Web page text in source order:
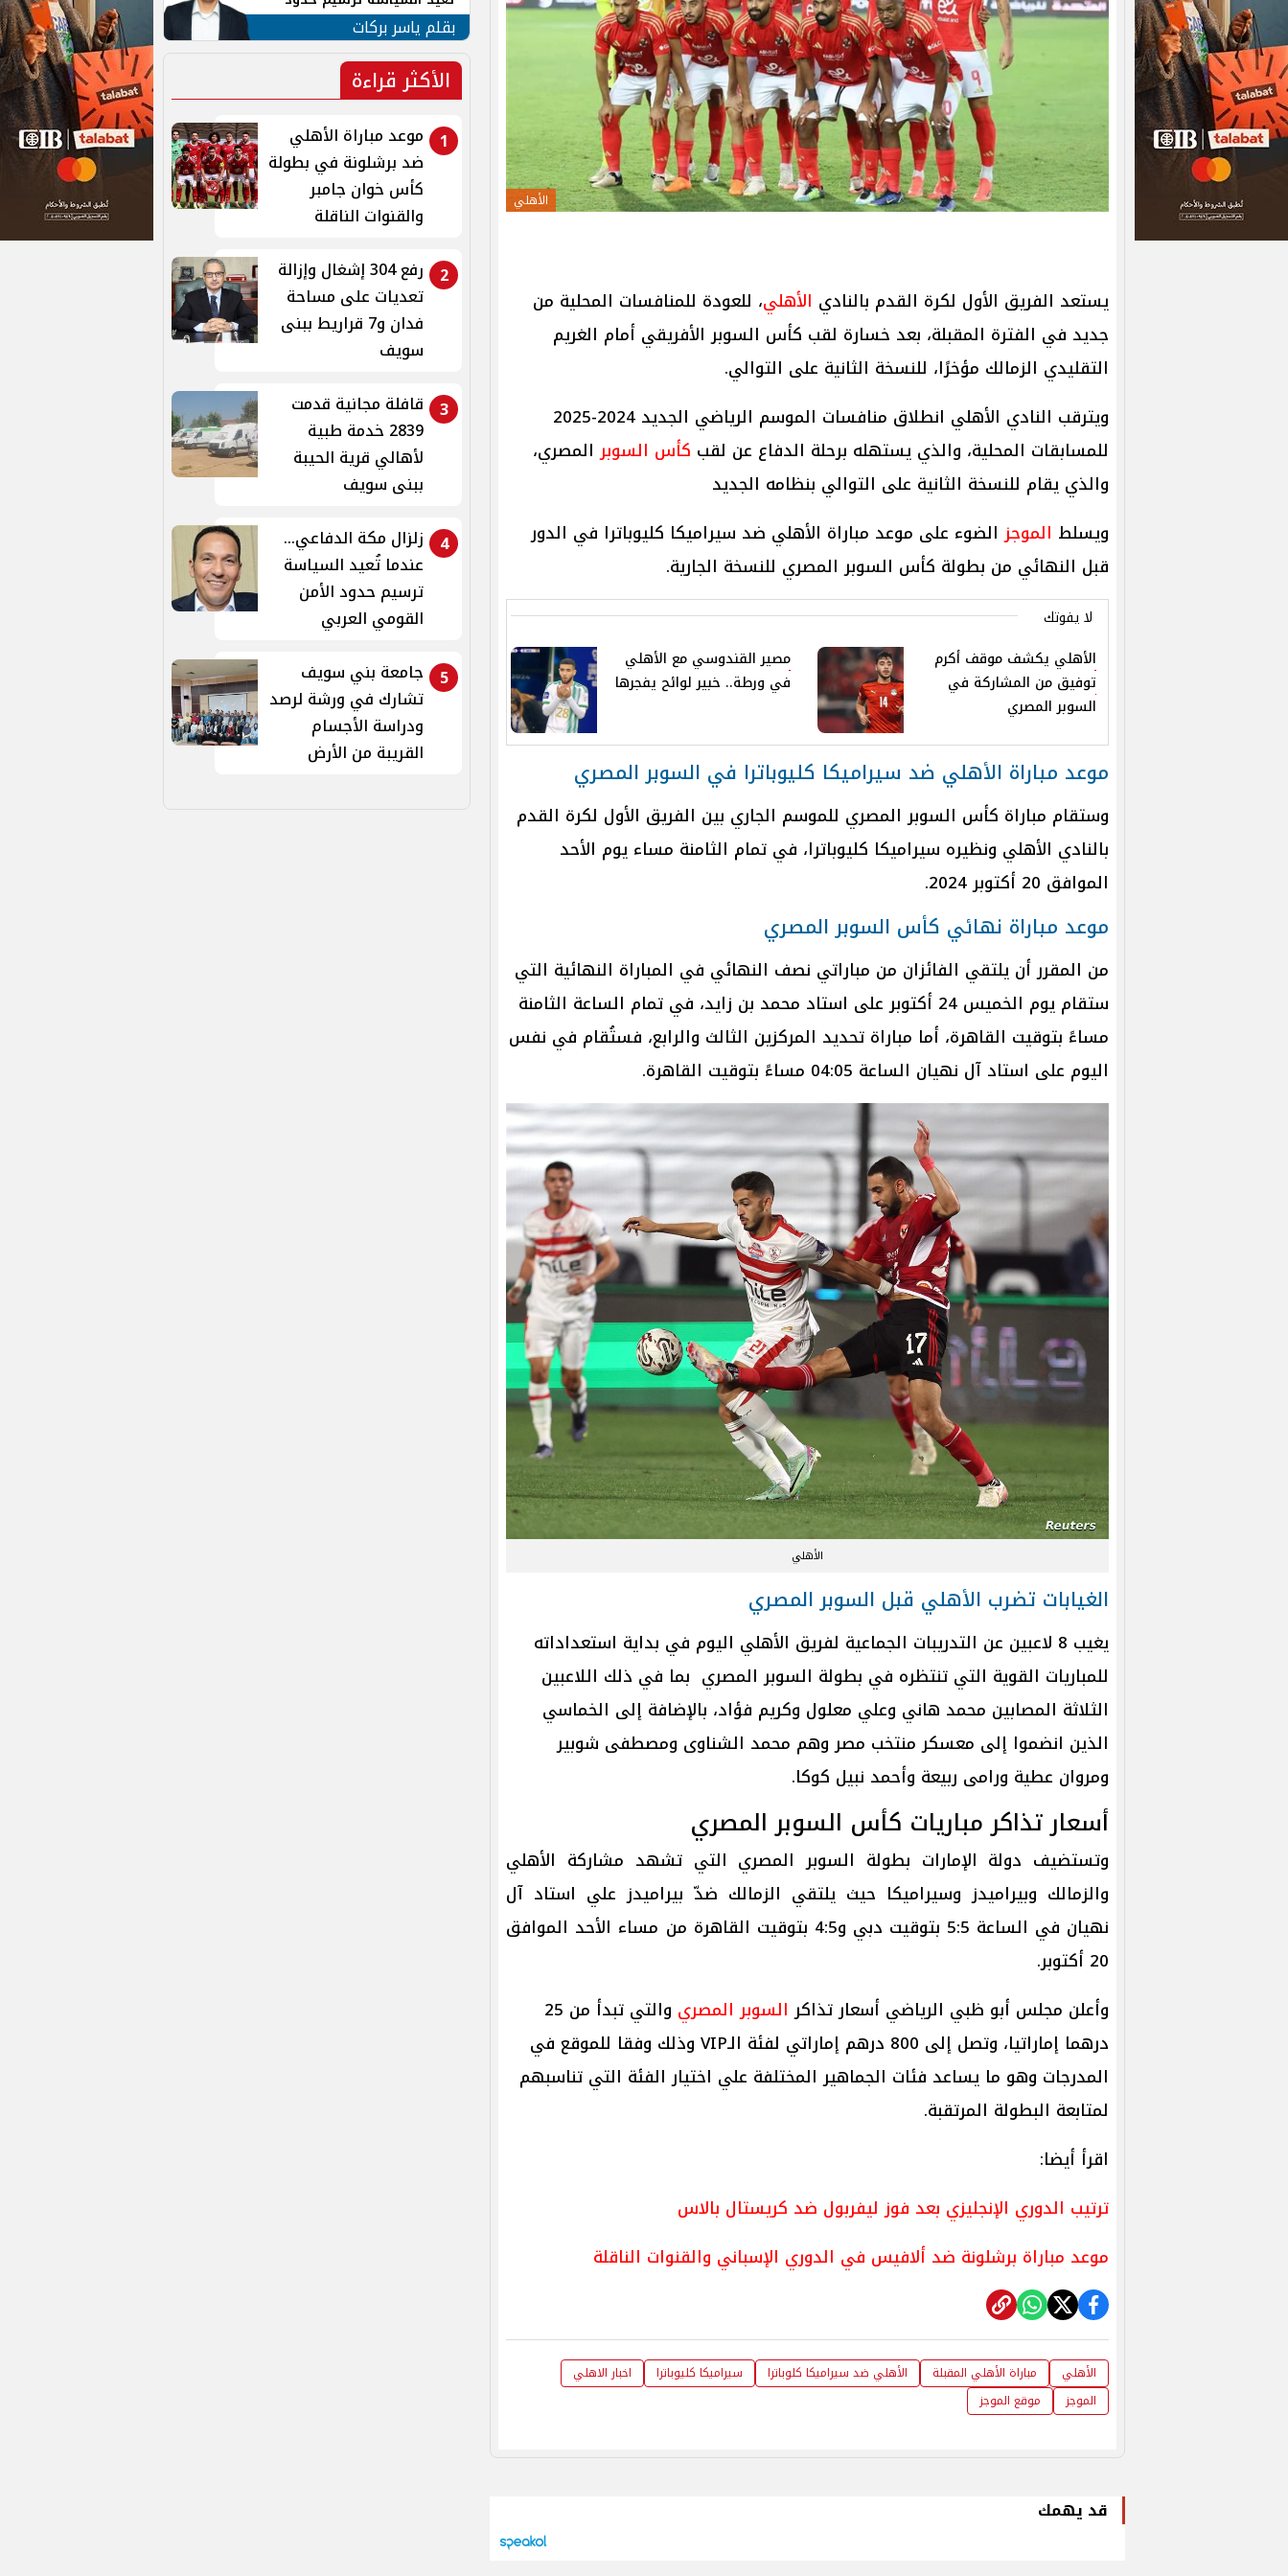
الأهلي
يستعد الفريق الأول لكرة القدم بالنادي الأهلي، للعودة للمنافسات المحلية من
جديد في الفترة المقبلة، بعد خسارة لقب كأس السوبر الأفريقي أمام الغريم
التقليدي الزمالك مؤخرًا، للنسخة الثانية على التوالي.
ويترقب النادي الأهلي انطلاق منافسات الموسم الرياضي الجديد 2024-2025
للمسابقات المحلية، والذي يستهله برحلة الدفاع عن لقب كأس السوبرالمصري،
والذي يقام للنسخة الثانية على التوالي بنظامه الجديد
ويسلط الموجزالضوء على موعد مباراة الأهلي ضد سيراميكا كليوباترا في الدور
قبل النهائي من بطولة كأس السوبر المصري للنسخة الجارية.
لا يفوتك
الأهلي يكشف موقف أكرم
توفيق من المشاركة في
السوبر المصري
مصير القندوسي مع الأهلي
في ورطة.. خبير لوائح يفجرها
موعد مباراة الأهلي ضد سيراميكا كليوباترا في السوبر المصري
وستقام مباراة كأس السوبر المصري للموسم الجاري بين الفريق الأول لكرة القدم
بالنادي الأهلي ونظيره سيراميكا كليوباترا، في تمام الثامنة مساء يوم الأحد
الموافق 20 أكتوبر 2024.
موعد مباراة نهائي كأس السوبر المصري
من المقرر أن يلتقي الفائزان من مباراتي نصف النهائي في المباراة النهائية التي
ستقام يوم الخميس 24 أكتوبر على استاد محمد بن زايد، في تمام الساعة الثامنة
مساءً بتوقيت القاهرة، أما مباراة تحديد المركزين الثالث والرابع، فستُقام في نفس
اليوم على استاد آل نهيان الساعة 04:05 مساءً بتوقيت القاهرة.
الأهلي
الغيابات تضرب الأهلي قبل السوبر المصري
يغيب 8 لاعبين عن التدريبات الجماعية لفريق الأهلي اليوم في بداية استعداداته
للمباريات القوية التي تنتظره في بطولة السوبر المصري بما في ذلك اللاعبين
الثلاثة المصابين محمد هاني وعلي معلول وكريم فؤاد، بالإضافة إلى الخماسي
الذين انضموا إلى معسكر منتخب مصر وهم محمد الشناوى ومصطفى شوبير
ومروان عطية ورامى ربيعة وأحمد نبيل كوكا.
أسعار تذاكر مباريات كأس السوبر المصري
وتستضيف دولة الإمارات بطولة السوبر المصري التي تشهد مشاركة الأهلي
والزمالك وبيراميدز وسيراميكا حيث يلتقي الزمالك ضدّ بيراميدز علي استاد آل
نهيان في الساعة 5:5 بتوقيت دبي و4:5 بتوقيت القاهرة من مساء الأحد الموافق
20 أكتوبر.
وأعلن مجلس أبو ظبي الرياضي أسعار تذاكر السوبر المصري
والتي تبدأ من 25
درهما إماراتيا، وتصل إلى 800 درهم إماراتي لفئة الـVIP وذلك وفقا للموقع في
المدرجات وهو ما يساعد فئات الجماهير المختلفة علي اختيار الفئة التي تناسبهم
لمتابعة البطولة المرتقبة.
اقرأ أيضا:
ترتيب الدوري الإنجليزي بعد فوز ليفربول ضد كريستال بالاس
موعد مباراة برشلونة ضد ألافيس في الدوري الإسباني والقنوات الناقلة
الأهلي مباراة الأهلي المقبلة الأهلي ضد سيراميكا كلوباترا سيراميكا كليوباترا
اخبار الاهلي
الموجز
موقع الموجز
قد يهمك
الأمن القومي العربي
بقلم ياسر بركات
الأكثر قراءة
1
موعد مباراة الأهلي
ضد برشلونة في بطولة
كأس خوان جامبر
والقنوات الناقلة
2
رفع 304 إشغال وإزالة
تعديات على مساحة
فدان و7 قراريط ببنى
سويف
3 قافلة مجانية قدمت
2839 خدمة طبية
لأهالي قرية الحيبة
ببنى سويف
4
زلزال مكة الدفاعي...
عندما تُعيد السياسة
ترسيم حدود الأمن
القومي العربي
5
جامعة بني سويف
تشارك في ورشة لرصد
ودراسة الأجسام
القريبة من الأرض